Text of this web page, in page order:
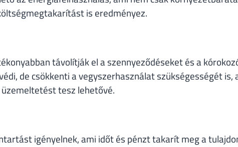
is eredményez.
távolítják el a szennyeződéseket és a
de csökkenti a vegyszerhasználat szükségességét is,
tesz lehetővé.
igényelnek, ami időt és pénzt takarít meg a